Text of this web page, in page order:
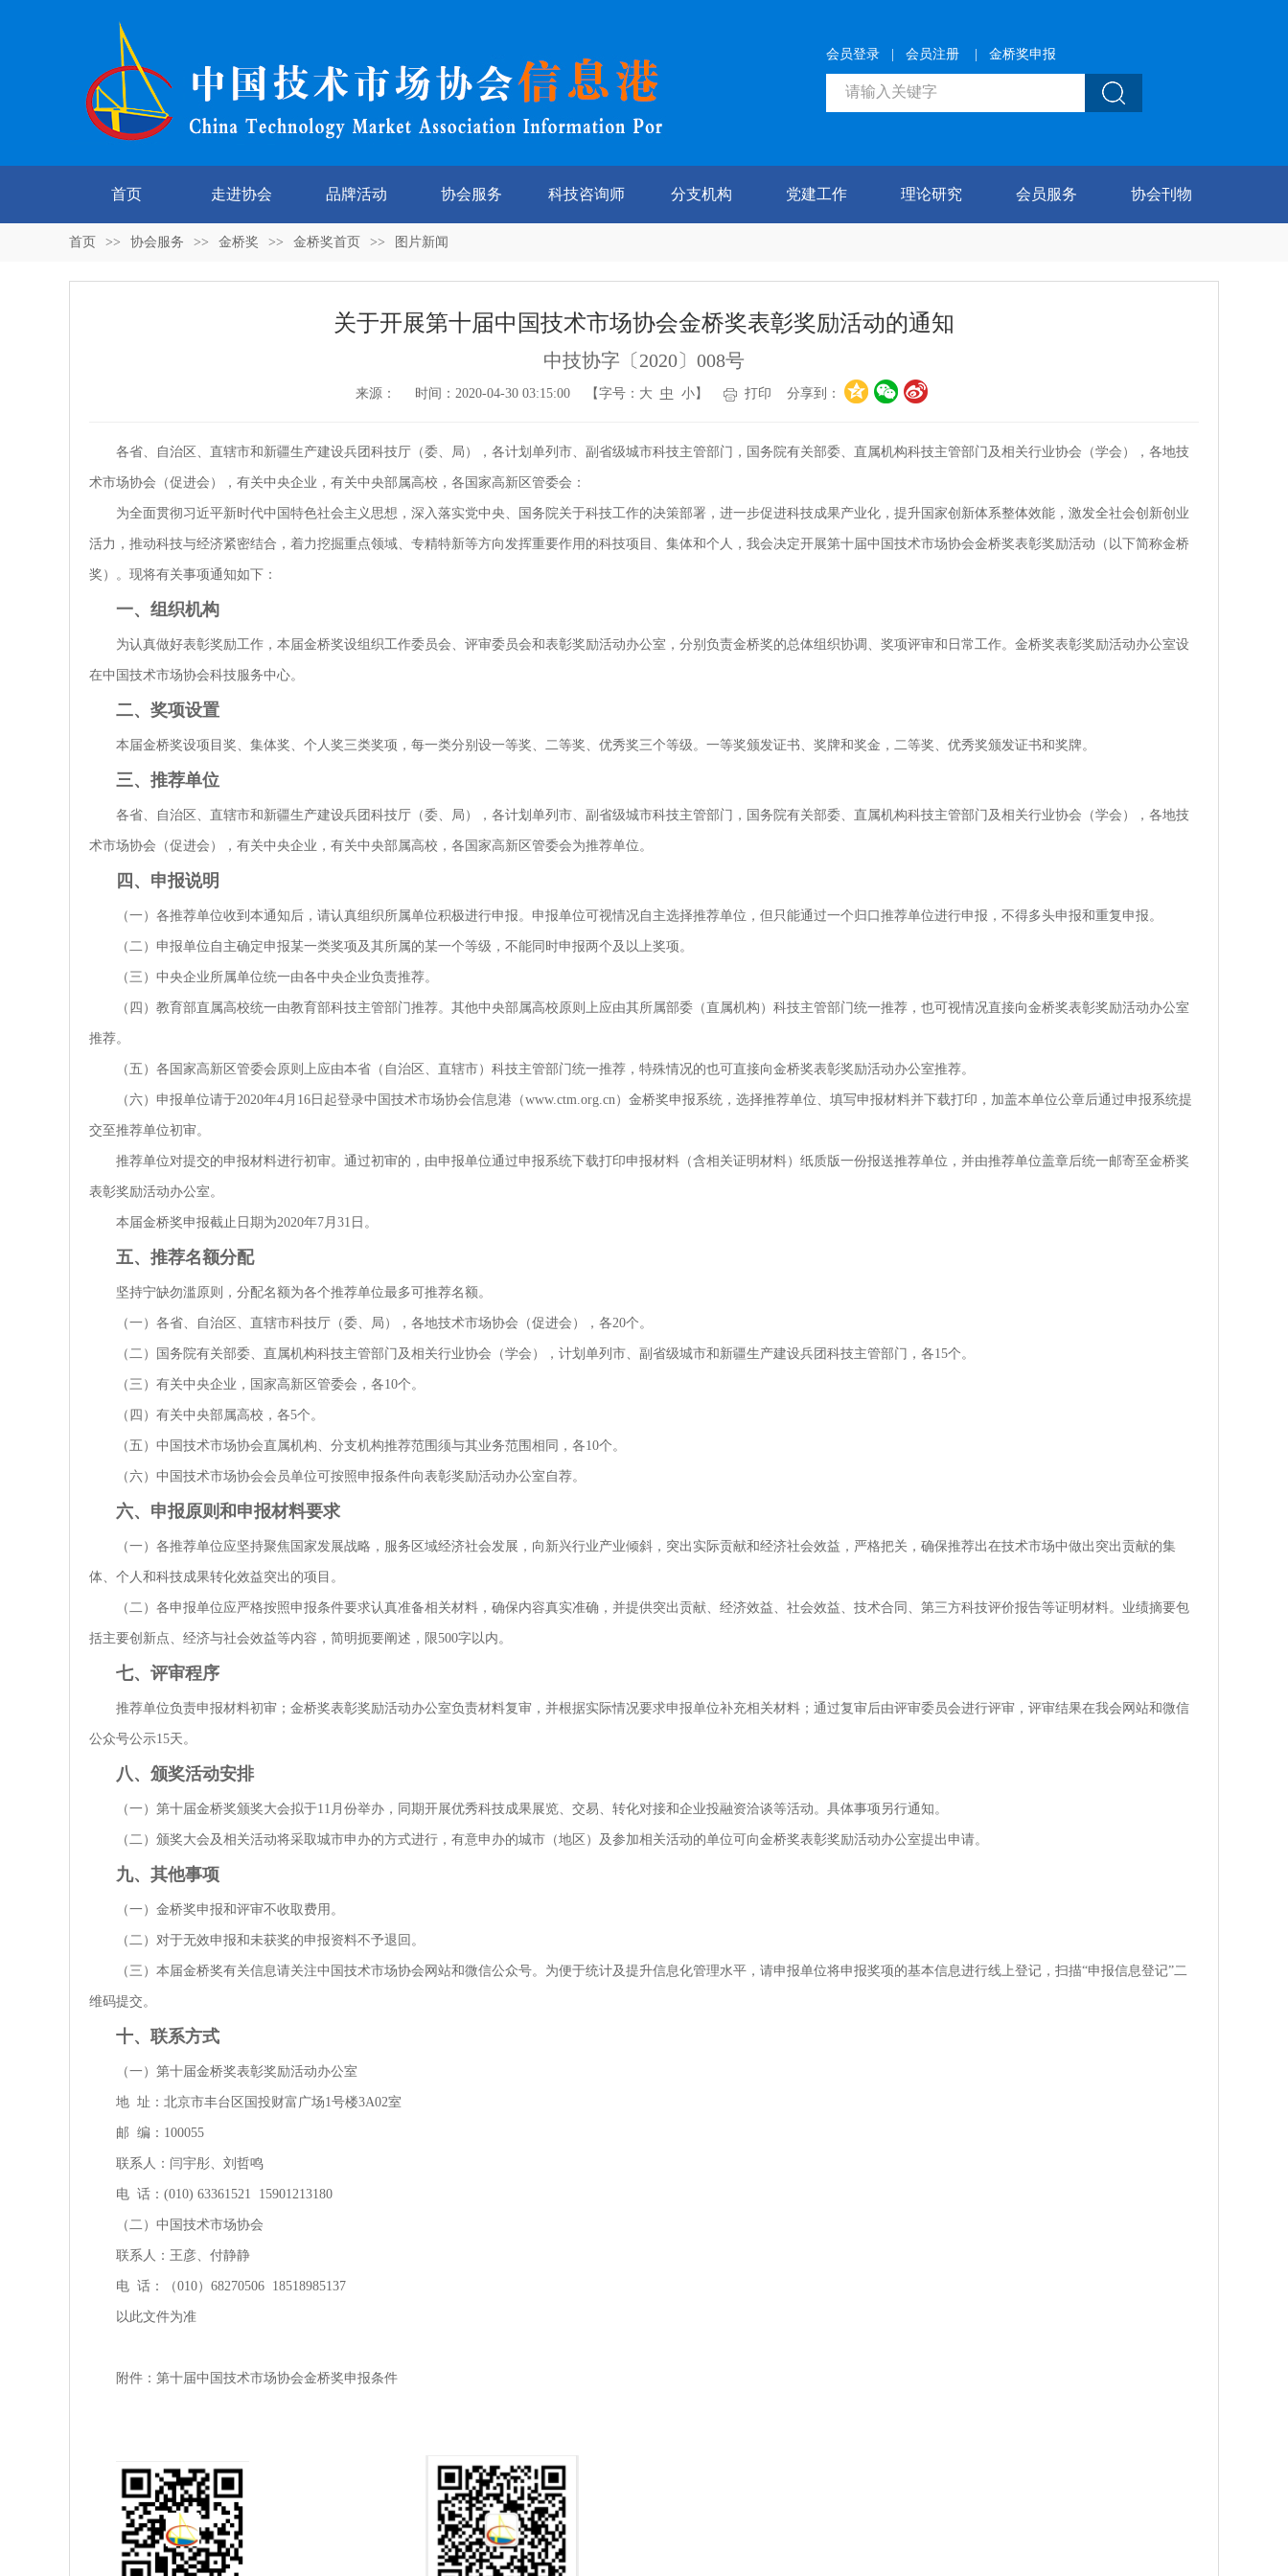
会员登录 会员注册 金桥奖申报
首页 走进协会 品牌活动 协会服务 科技咨询师 分支机构 党建工作 理论研究 会员服务 协会刊物
首页 >> 协会服务 >> 金桥奖 >> 金桥奖首页 >> 图片新闻
关于开展第十届中国技术市场协会金桥奖表彰奖励活动的通知
中技协字〔2020〕008号
来源： 时间：2020-04-30 03:15:00 【字号： 大 中 小】 打印 分享到：
各省、自治区、直辖市和新疆生产建设兵团科技厅（委、局），各计划单列市、副省级城市科技主管部门，国务院有关部委、直属机构科技主管部门及相关行业协会（学会），各地技
术市场协会（促进会），有关中央企业，有关中央部属高校，各国家高新区管委会：
为全面贯彻习近平新时代中国特色社会主义思想，深入落实党中央、国务院关于科技工作的决策部署，进一步促进科技成果产业化，提升国家创新体系整体效能，激发全社会创新创业
活力，推动科技与经济紧密结合，着力挖掘重点领域、专精特新等方向发挥重要作用的科技项目、集体和个人，我会决定开展第十届中国技术市场协会金桥奖表彰奖励活动（以下简称金桥
奖）。现将有关事项通知如下：
一、组织机构
为认真做好表彰奖励工作，本届金桥奖设组织工作委员会、评审委员会和表彰奖励活动办公室，分别负责金桥奖的总体组织协调、奖项评审和日常工作。金桥奖表彰奖励活动办公室设
在中国技术市场协会科技服务中心。
二、奖项设置
本届金桥奖设项目奖、集体奖、个人奖三类奖项，每一类分别设一等奖、二等奖、优秀奖三个等级。一等奖颁发证书、奖牌和奖金，二等奖、优秀奖颁发证书和奖牌。
三、推荐单位
各省、自治区、直辖市和新疆生产建设兵团科技厅（委、局），各计划单列市、副省级城市科技主管部门，国务院有关部委、直属机构科技主管部门及相关行业协会（学会），各地技
术市场协会（促进会），有关中央企业，有关中央部属高校，各国家高新区管委会为推荐单位。
四、申报说明
（一）各推荐单位收到本通知后，请认真组织所属单位积极进行申报。申报单位可视情况自主选择推荐单位，但只能通过一个归口推荐单位进行申报，不得多头申报和重复申报。
（二）申报单位自主确定申报某一类奖项及其所属的某一个等级，不能同时申报两个及以上奖项。
（三）中央企业所属单位统一由各中央企业负责推荐。
（四）教育部直属高校统一由教育部科技主管部门推荐。其他中央部属高校原则上应由其所属部委（直属机构）科技主管部门统一推荐，也可视情况直接向金桥奖表彰奖励活动办公室
推荐。
（五）各国家高新区管委会原则上应由本省（自治区、直辖市）科技主管部门统一推荐，特殊情况的也可直接向金桥奖表彰奖励活动办公室推荐。
（六）申报单位请于2020年4月16日起登录中国技术市场协会信息港（www.ctm.org.cn）金桥奖申报系统，选择推荐单位、填写申报材料并下载打印，加盖本单位公章后通过申报系统提
交至推荐单位初审。
推荐单位对提交的申报材料进行初审。通过初审的，由申报单位通过申报系统下载打印申报材料（含相关证明材料）纸质版一份报送推荐单位，并由推荐单位盖章后统一邮寄至金桥奖
表彰奖励活动办公室。
本届金桥奖申报截止日期为2020年7月31日。
五、推荐名额分配
坚持宁缺勿滥原则，分配名额为各个推荐单位最多可推荐名额。
（一）各省、自治区、直辖市科技厅（委、局），各地技术市场协会（促进会），各20个。
（二）国务院有关部委、直属机构科技主管部门及相关行业协会（学会），计划单列市、副省级城市和新疆生产建设兵团科技主管部门，各15个。
（三）有关中央企业，国家高新区管委会，各10个。
（四）有关中央部属高校，各5个。
（五）中国技术市场协会直属机构、分支机构推荐范围须与其业务范围相同，各10个。
（六）中国技术市场协会会员单位可按照申报条件向表彰奖励活动办公室自荐。
六、申报原则和申报材料要求
（一）各推荐单位应坚持聚焦国家发展战略，服务区域经济社会发展，向新兴行业产业倾斜，突出实际贡献和经济社会效益，严格把关，确保推荐出在技术市场中做出突出贡献的集
体、个人和科技成果转化效益突出的项目。
（二）各申报单位应严格按照申报条件要求认真准备相关材料，确保内容真实准确，并提供突出贡献、经济效益、社会效益、技术合同、第三方科技评价报告等证明材料。业绩摘要包
括主要创新点、经济与社会效益等内容，简明扼要阐述，限500字以内。
七、评审程序
推荐单位负责申报材料初审；金桥奖表彰奖励活动办公室负责材料复审，并根据实际情况要求申报单位补充相关材料；通过复审后由评审委员会进行评审，评审结果在我会网站和微信
公众号公示15天。
八、颁奖活动安排
（一）第十届金桥奖颁奖大会拟于11月份举办，同期开展优秀科技成果展览、交易、转化对接和企业投融资洽谈等活动。具体事项另行通知。
（二）颁奖大会及相关活动将采取城市申办的方式进行，有意申办的城市（地区）及参加相关活动的单位可向金桥奖表彰奖励活动办公室提出申请。
九、其他事项
（一）金桥奖申报和评审不收取费用。
（二）对于无效申报和未获奖的申报资料不予退回。
（三）本届金桥奖有关信息请关注中国技术市场协会网站和微信公众号。为便于统计及提升信息化管理水平，请申报单位将申报奖项的基本信息进行线上登记，扫描“申报信息登记”二
维码提交。
十、联系方式
（一）第十届金桥奖表彰奖励活动办公室
地 址：北京市丰台区国投财富广场1号楼3A02室
邮 编：100055
联系人：闫宇彤、刘哲鸣
电 话：(010) 63361521 15901213180
（二）中国技术市场协会
联系人：王彦、付静静
电 话：（010）68270506 18518985137
以此文件为准
附件：第十届中国技术市场协会金桥奖申报条件